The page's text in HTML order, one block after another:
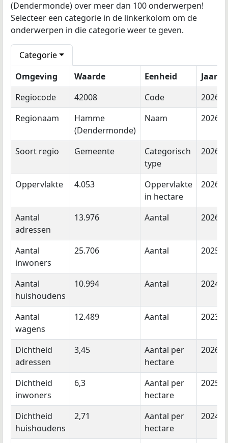
(Dendermonde) over meer dan 100 onderwerpen!
Selecteer een categorie in de linkerkolom om de
onderwerpen in die categorie weer te geven.
Categorie
Omgeving
Waarde Eenheid
Jaar
Regiocode
42008 Code
2026
Regionaam
Hamme
(Dendermonde)
Naam 2026
Soort regio Gemeente
Categorisch
type
2026
Oppervlakte 4.053
Oppervlakte
in hectare
2026
Aantal
adressen
13.976 Aantal 2026
Aantal
inwoners
25.706 Aantal 2025
Aantal
huishoudens
10.994 Aantal 2024
Aantal
wagens
12.489 Aantal 2023
Dichtheid
adressen
3,45
Aantal per
hectare
2026
Dichtheid
inwoners
6,3
Aantal per
hectare
2025
Dichtheid
huishoudens
2,71
Aantal per
hectare
2024